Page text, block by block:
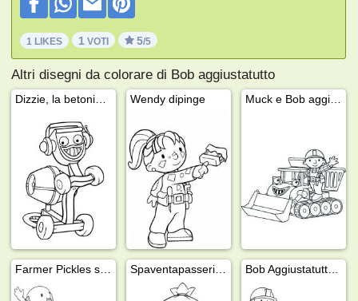
1 LIKES 1 VOTI 5/5
Altri disegni da colorare di Bob aggiustatutto
Wendy dipinge